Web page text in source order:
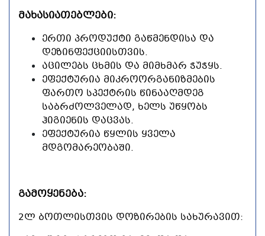
ᲛᲐᲮᲐᲡᲘᲐᲗᲔᲑᲚᲔᲑᲘ:
ᲔᲠᲗᲘ ᲞᲠᲝᲓᲣᲥᲢᲘ ᲒᲐᲬᲛᲔᲜᲓᲘᲡᲐ ᲓᲐ
ᲓᲔᲖᲘᲜᲤᲔᲥᲪᲘᲘᲡᲗᲕᲘᲡ.
ᲐᲪᲘᲚᲔᲑᲡ ᲪᲮᲛᲘᲡ ᲓᲐ ᲛᲘᲛᲮᲛᲐᲠ ᲭᲣᲭᲧᲡ.
ᲔᲤᲔᲥᲢᲣᲠᲘᲐ ᲛᲘᲙᲠᲝᲝᲠᲒᲐᲜᲘᲖᲛᲔᲑᲘᲡ
ᲤᲐᲠᲗᲝ ᲡᲞᲔᲥᲢᲠᲘᲡ ᲬᲘᲜᲐᲐᲦᲛᲓᲔᲒ
ᲡᲐᲑᲠᲫᲝᲚᲕᲔᲚᲐᲓ, ᲮᲔᲚᲡ ᲣᲬᲧᲝᲑᲡ
ᲰᲘᲒᲘᲔᲜᲘᲡ ᲓᲐᲪᲕᲐᲡ.
ᲔᲤᲔᲥᲢᲣᲠᲘᲐ ᲬᲧᲚᲘᲡ ᲧᲕᲔᲚᲐ
ᲛᲓᲒᲝᲛᲐᲠᲔᲝᲑᲐᲨᲘ.
ᲒᲐᲛᲝᲧᲔᲜᲔᲑᲐ:
2Ლ ᲑᲝᲗᲚᲘᲡᲗᲕᲘᲡ ᲓᲝᲖᲘᲠᲔᲑᲘᲡ ᲡᲐᲮᲣᲠᲐᲕᲘᲗ: